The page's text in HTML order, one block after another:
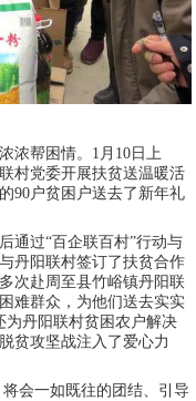
浓帮困情。1月10日上
村党委开展扶贫送温暖活
90户贫困户送去了新年礼
通过“百企联百村”行动与
丹阳联村签订了扶贫合作
次赴周至县竹峪镇丹阳联
难群众，为他们送去实实
为丹阳联村贫困农户解决
贫攻坚战注入了爱心力
会一如既往的团结、引导